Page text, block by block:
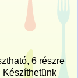
6 részre
Készíthetünk